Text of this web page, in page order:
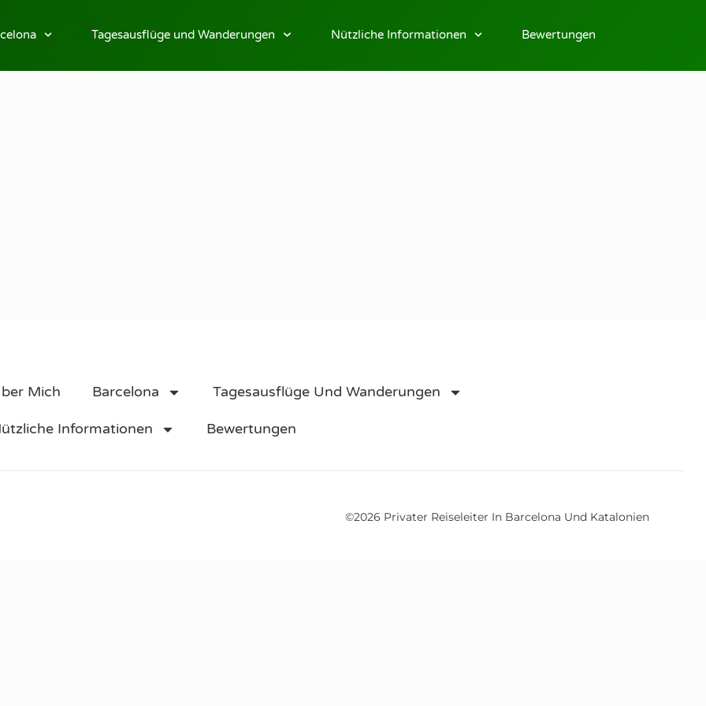
Tagesausflüge und Wanderungen Nützliche Informationen Bewertungen
Mich Barcelona Tagesausflüge Und Wanderungen
Informationen Bewertungen
©2026 Privater Reiseleiter In Barcelona Und Katalonien